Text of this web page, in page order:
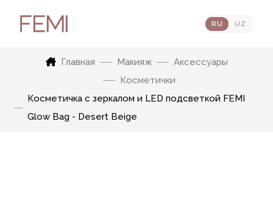
RU UZ
Главная Макияж
Аксессуары
Косметички
Косметичка с зеркалом и LED подсветкой FEMI
Glow Bag - Desert Beige